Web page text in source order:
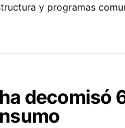
y programas
decomisó